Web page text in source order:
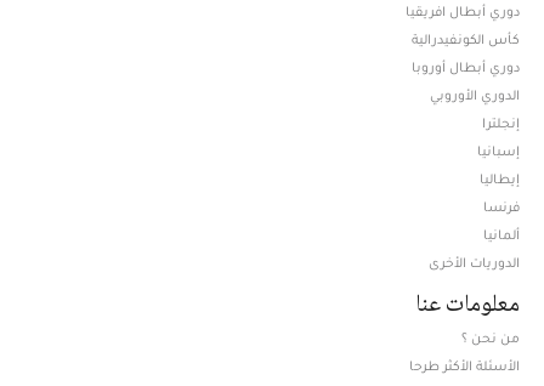
دوري أبطال افريقيا
كأس الكونفيدرالية
دوري أبطال أوروبا
الدوري الأوروبي
إنجلترا
إسبانيا
إيطاليا
فرنسا
ألمانيا
الدوريات الأخرى
معلومات عنا
من نحن ؟
الأسئلة الأكثر طرحا